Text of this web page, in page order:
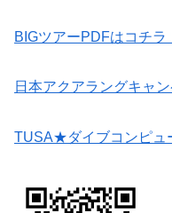
BIGツアーPDFはコチラ
日本アクアラングキャン
TUSA★ダイブコンピュ